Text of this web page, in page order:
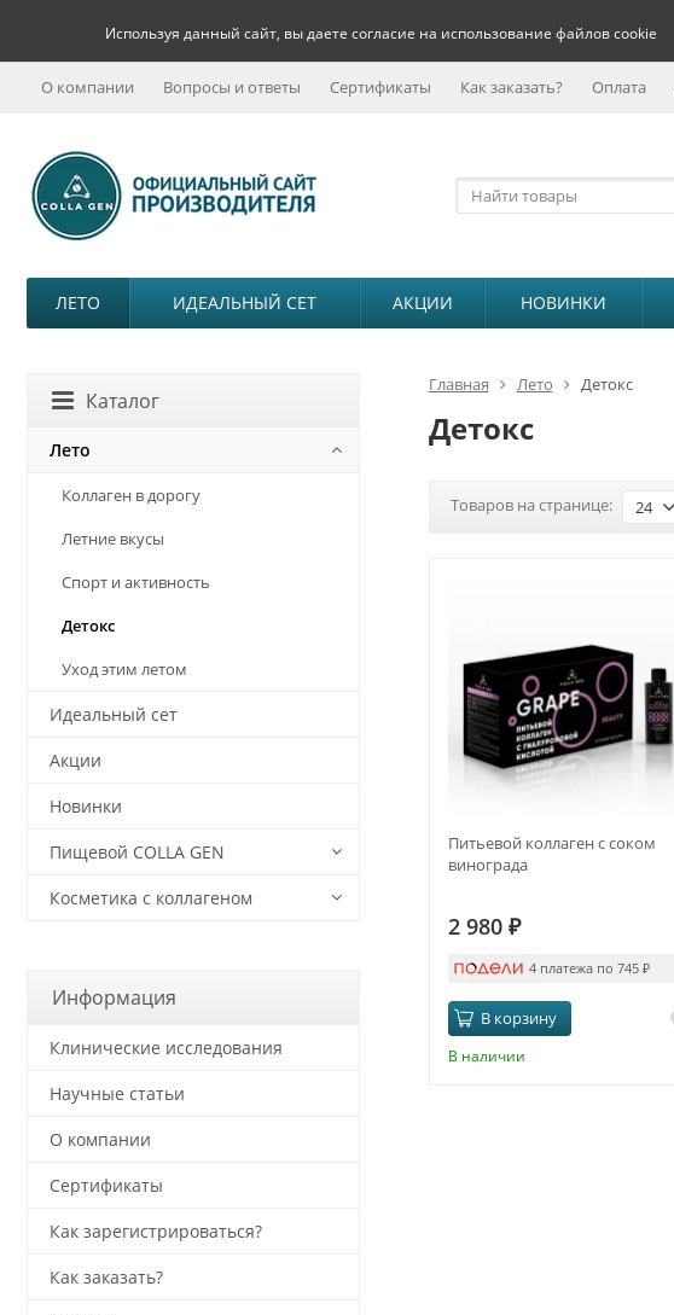
Используя данный сайт, вы даете согласие на использование файлов cookie
О компании Вопросы и ответы Сертификаты Как заказать? Оплата
ЛЕТО ИДЕАЛЬНЫЙ СЕТ АКЦИИ НОВИНКИ
Главная Лето Детокс
Детокс
Товаров на странице: 24
Питьевой коллаген с соком
винограда
2 980 ₽
4 платежа по 745₽
В корзину
В наличии
Каталог
Лето
Коллаген в дорогу
Летние вкусы
Спорт и активность
Детокс
Уход этим летом
Идеальный сет
Акции
Новинки
Пищевой COLLA GEN
Косметика с коллагеном
Информация
Клинические исследования
Научные статьи
О компании
Сертификаты
Как зарегистрироваться?
Как заказать?